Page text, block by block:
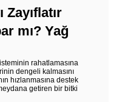
Zayıflatır
mı? Yağ
rahatlamasına
dengeli kalmasını
hızlanmasına destek
getiren bir bitki